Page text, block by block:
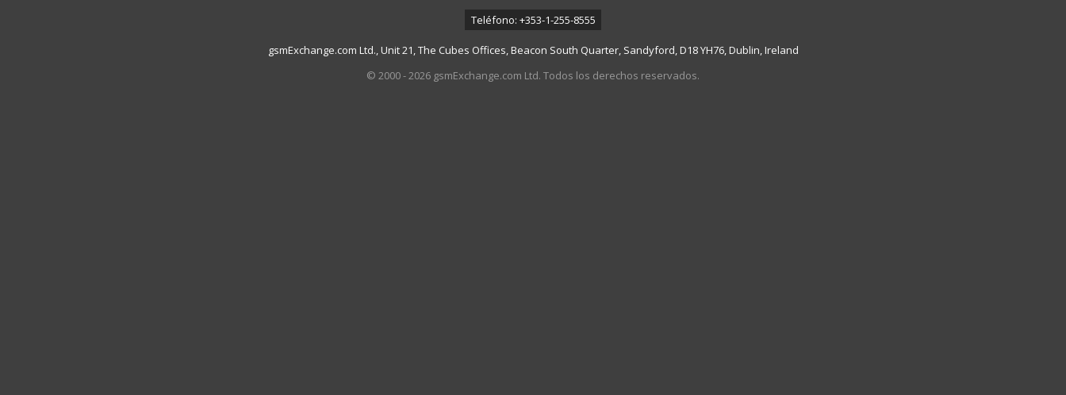
Teléfono: +353-1-255-8555
gsmExchange.com Ltd., Unit 21, The Cubes Offices, Beacon South Quarter, Sandyford, D18 YH76, Dublin, Ireland
© 2000 - 2026 gsmExchange.com Ltd. Todos los derechos reservados.